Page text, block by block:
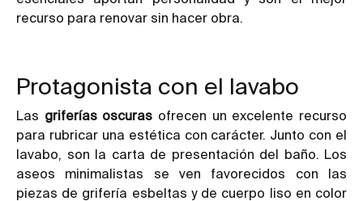
recurso para renovar sin hacer obra.
Protagonista con el lavabo
Las griferías oscuras ofrecen un excelente recurso
para rubricar una estética con carácter. Junto con el
lavabo, son la carta de presentación del baño. Los
aseos minimalistas se ven favorecidos con las
piezas de grifería esbeltas y de cuerpo liso en color